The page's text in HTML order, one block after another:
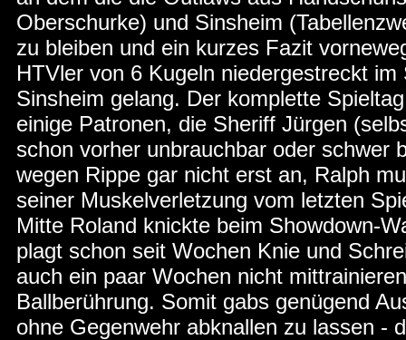
Oberschurke) und Sinsheim
zu bleiben und ein kurzes Fazit
HTVler von 6 Kugeln niedergestreckt
Sinsheim gelang. Der komplette
einige Patronen, die Sheriff Jürgen
schon vorher unbrauchbar oder schwer
wegen Rippe gar nicht erst an, Ralph
seiner Muskelverletzung vom letzten
Mitte Roland knickte beim Showdown-
plagt schon seit Wochen Knie und
auch ein paar Wochen nicht
Ballberührung. Somit gabs genügend
ohne Gegenwehr abknallen zu lassen -